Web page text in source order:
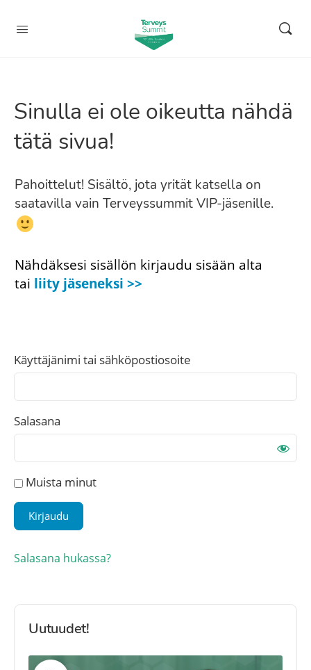
Sinulla ei ole oikeutta nähdä
tätä sivua!
Pahoittelut! Sisältö, jota yrität katsella on
saatavilla vain Terveyssummit VIP-jäsenille.
Nähdäksesi sisällön kirjaudu sisään alta
tai liity jäseneksi >>
Käyttäjänimi tai sähköpostiosoite
Salasana
Muista minut
Salasana hukassa?
Uutuudet!